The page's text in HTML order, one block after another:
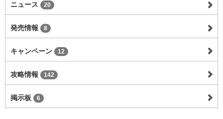
ニュース 20
発売情報 8
キャンペーン 12
攻略情報 142
掲示板 6